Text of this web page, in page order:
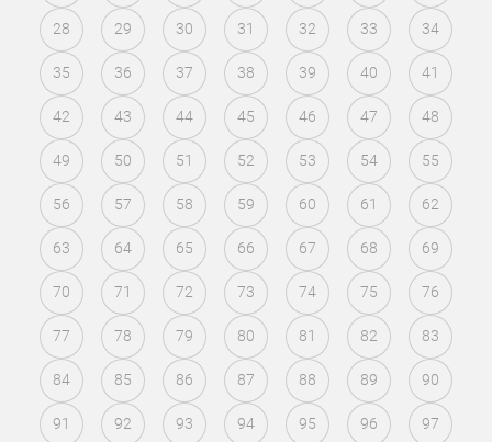
28 29 30 31 32 33 34
35 36 37 38 39 40 41
42 43 44 45 46 47 48
49 50 51 52 53 54 55
56 57 58 59 60 61 62
63 64 65 66 67 68 69
70 71 72 73 74 75 76
77 78 79 80 81 82 83
84 85 86 87 88 89 90
91 92 93 94 95 96 97